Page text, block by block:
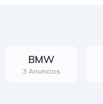
BMW
3 Anuncios